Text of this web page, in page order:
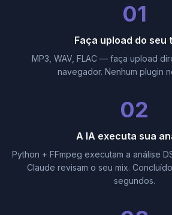
01
Faça upload do seu
MP3, WAV, FLAC — faça upload
navegador. Nenhum plugin
02
A IA executa sua
Python + FFmpeg executam a análise
Claude revisam o seu mix.
segundos.